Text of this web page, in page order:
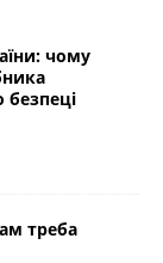
чому
безпеці
треба